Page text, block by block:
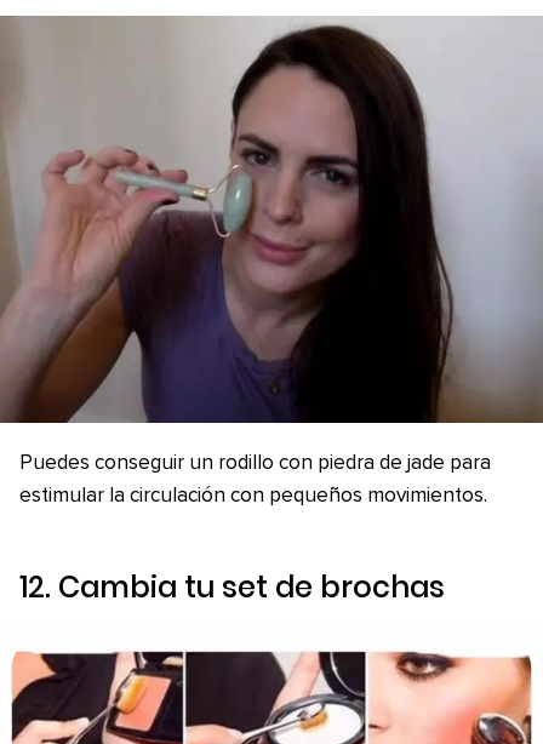
Puedes conseguir un rodillo con piedra de jade para
estimular la circulación con pequeños movimientos.
12. Cambia tu set de brochas